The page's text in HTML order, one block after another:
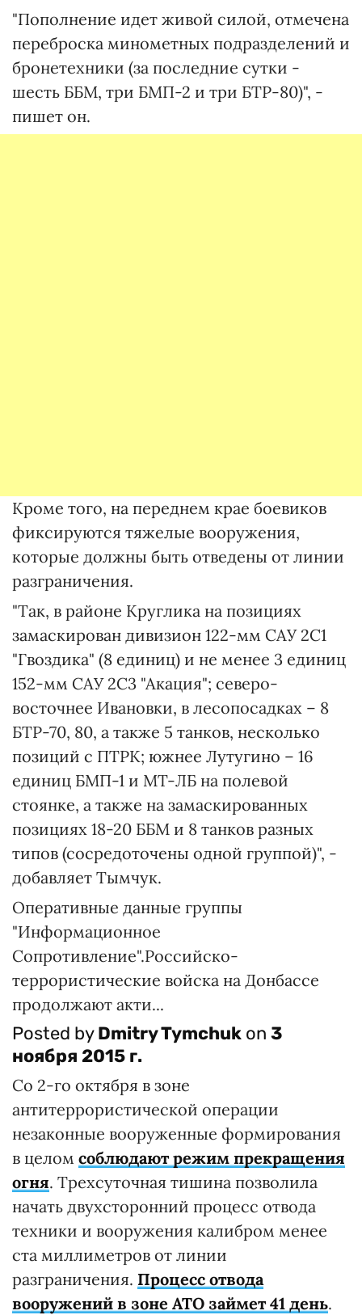
"Пополнение идет живой силой, отмечена
переброска минометных подразделений и
бронетехники (за последние сутки -
шесть ББМ, три БМП-2 и три БТР-80)", -
пишет он.
Кроме того, на переднем крае боевиков
фиксируются тяжелые вооружения,
которые должны быть отведены от линии
разграничения.
"Так, в районе Круглика на позициях
замаскирован дивизион 122-мм САУ 2С1
"Гвоздика" (8 единиц) и не менее 3 единиц
152-мм САУ 2С3 "Акация"; северо-
восточнее Ивановки, в лесопосадках – 8
БТР-70, 80, а также 5 танков, несколько
позиций с ПТРК; южнее Лутугино – 16
единиц БМП-1 и МТ-ЛБ на полевой
стоянке, а также на замаскированных
позициях 18-20 ББМ и 8 танков разных
типов (сосредоточены одной группой)", -
добавляет Тымчук.
Оперативные данные группы
"Информационное
Сопротивление".Российско-
террористические войска на Донбассе
продолжают акти...
Posted byDmitry Tymchuk on 3
ноября 2015 г.
Со 2-го октября в зоне
антитеррористической операции
незаконные вооруженные формирования
в целом соблюдают режим прекращения
огня. Трехсуточная тишина позволила
начать двухсторонний процесс отвода
техники и вооружения калибром менее
ста миллиметров от линии
разграничения. Процесс отвода
вооружений в зоне АТО займет 41 день.